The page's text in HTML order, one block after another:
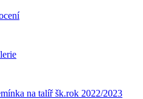
na talíř šk.rok 2022/2023